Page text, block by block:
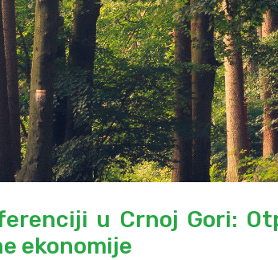
u Crnoj Gori:
ekonomije